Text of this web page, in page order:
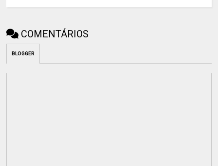
COMENTÁRIOS
BLOGGER